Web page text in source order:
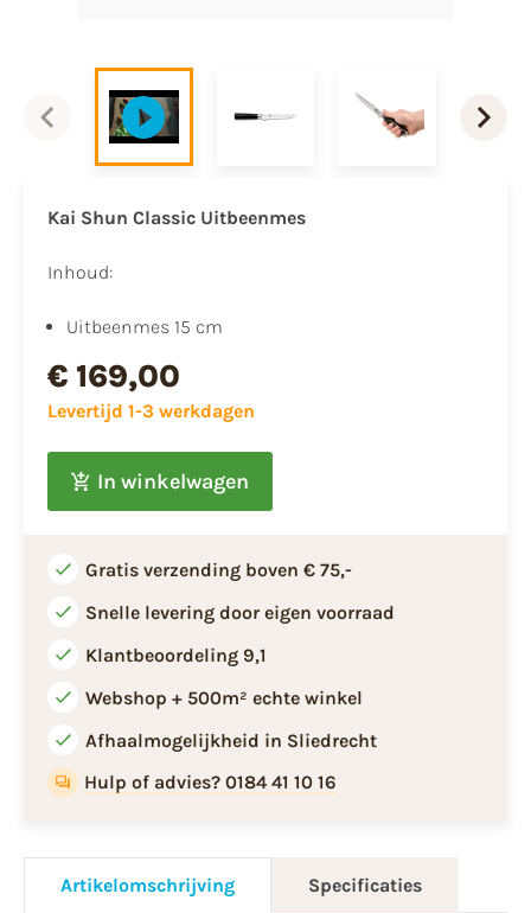
Kai Shun Classic Uitbeenmes
Inhoud:
Uitbeenmes 15 cm
€ 169,00
Levertijd 1-3 werkdagen
In winkelwagen
Gratis verzending boven € 75,-
Snelle levering door eigen voorraad
Klantbeoordeling 9,1
Webshop + 500m² echte winkel
Afhaalmogelijkheid in Sliedrecht
Hulp of advies? 0184 41 10 16
Artikelomschrijving Specificaties